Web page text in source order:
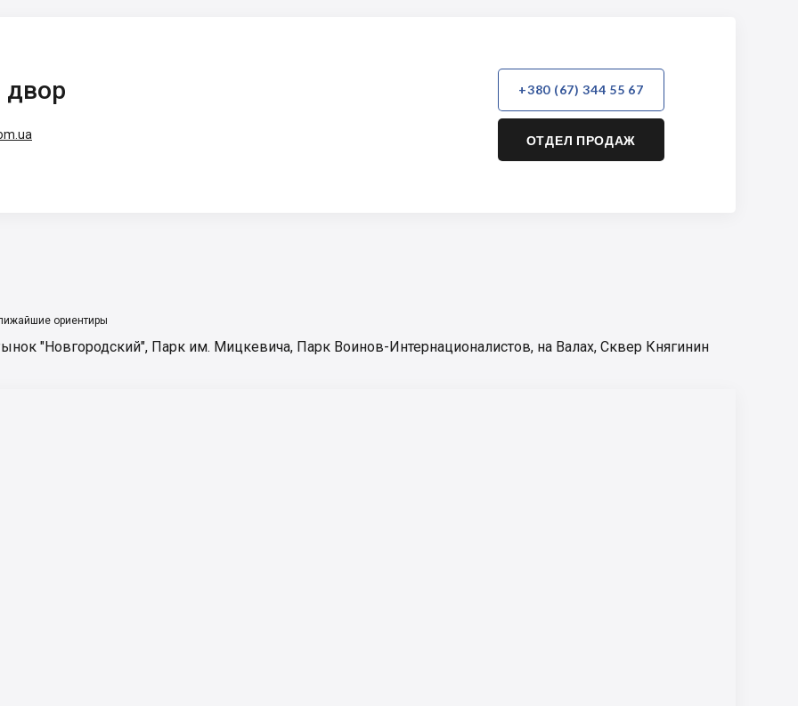
двор +380 (67) 344 55 67
ОТДЕЛ ПРОДАЖ
ориентиры
"Новгородский", Парк им. Мицкевича, Парк Воинов-Интернационалистов, на Валах, Сквер Княгинин